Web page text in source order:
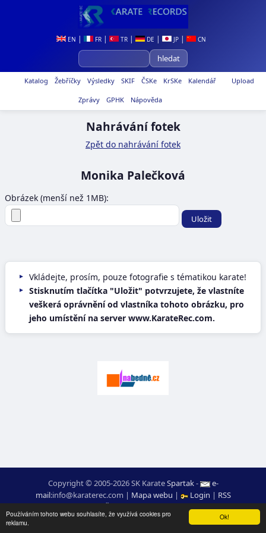
Ok!
Používáním tohoto webu souhlasíte, že využívá cookies pro
reklamu.
EN | FR | TR | DE | JP | CN
Upload
Katalog Žebříčky Výsledky SKIF ČSKe KrSKe Kalendář
Zprávy GPHK Nápověda
Nahrávání fotek
Zpět do nahrávání fotek
Monika Palečková
Obrázek (menší než 1MB):
Vkládejte, prosím, pouze fotografie s tématikou karate!
Stisknutím tlačítka "Uložit" potvrzujete, že vlastníte
veškerá oprávnění od vlastníka tohoto obrázku, pro
jeho umístění na server www.KarateRec.com.
Copyright © 2005-2026 SK KarateSpartak-
e-
mail:moc.ceretarak@ofni | Mapa webu | Login | RSS
webdesign:Ing. Pavel Švojgr,výsledky karate: Mgr. Jiří Kotala